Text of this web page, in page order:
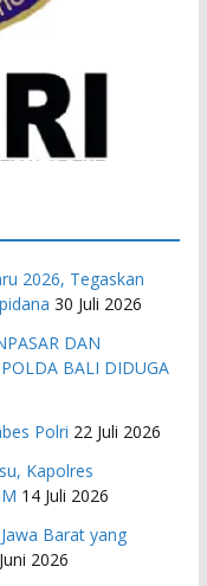
2026, Tegaskan
30 Juli 2026
DAN
BALI DIDUGA
Polri 22 Juli 2026
Kapolres
14 Juli 2026
Barat yang
2026